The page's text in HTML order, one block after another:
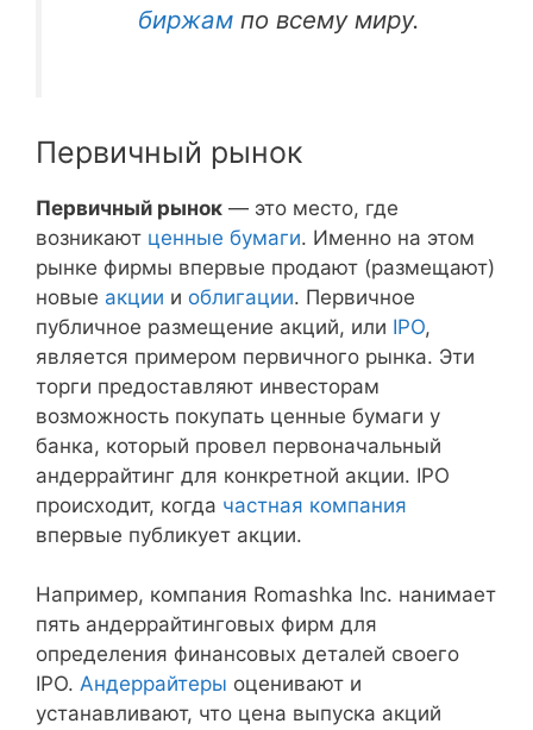
биржампо всему миру.
Первичный рынок
Первичный рынок — это место, где
возникают ценные бумаги. Именно на этом
рынке фирмы впервые продают (размещают)
новые акции и облигации. Первичное
публичное размещение акций, или IPO,
является примером первичного рынка. Эти
торги предоставляют инвесторам
возможность покупать ценные бумаги у
банка, который провел первоначальный
андеррайтинг для конкретной акции. IPO
происходит, когда частная компания
впервые публикует акции.
Например, компания Romashka Inc. нанимает
пять андеррайтинговых фирм для
определения финансовых деталей своего
IPO. Андеррайтеры оценивают и
устанавливают, что цена выпуска акций